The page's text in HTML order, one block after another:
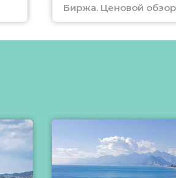
Биржа. Ценовой обзор